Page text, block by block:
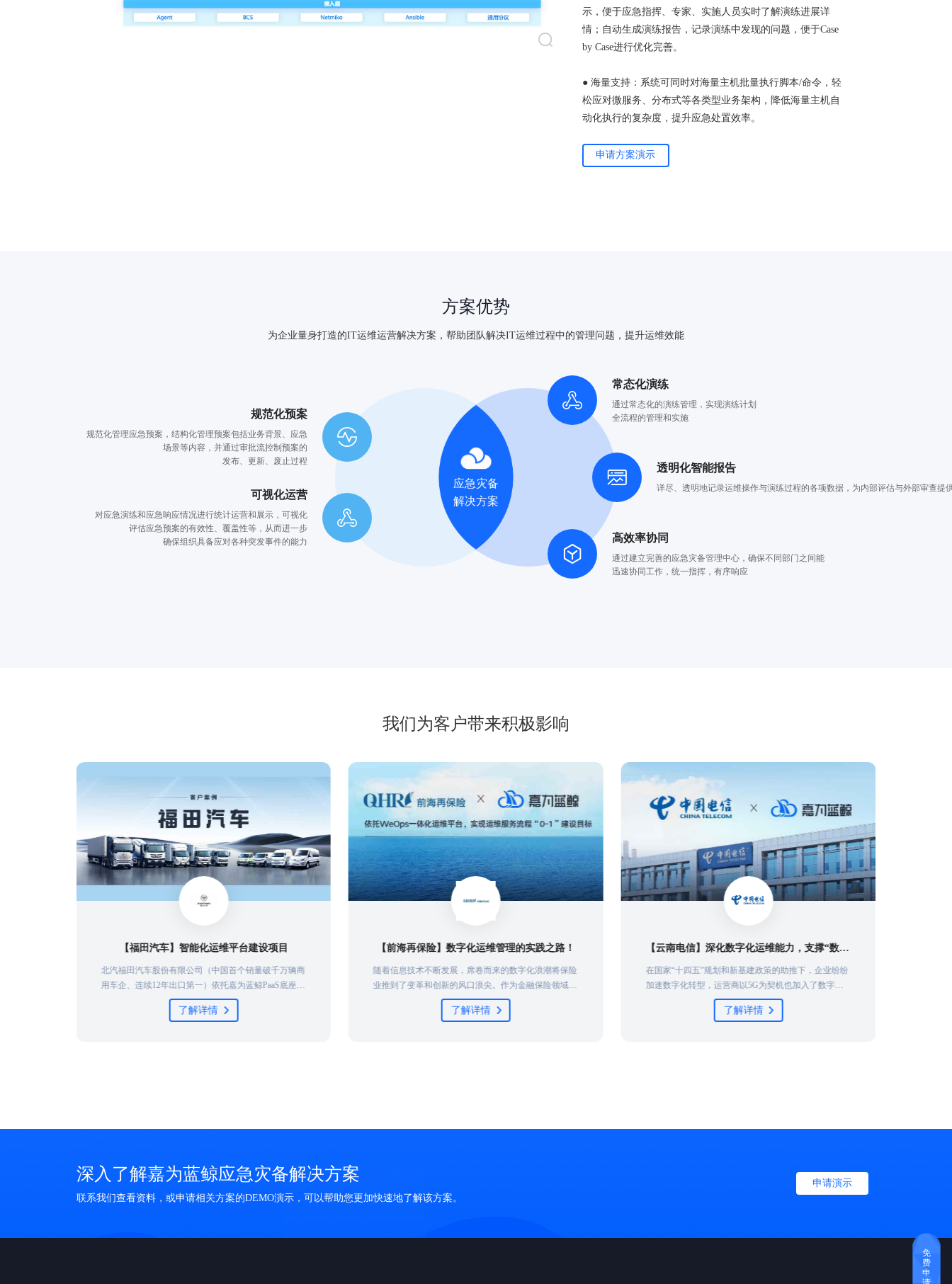
示，便于应急指挥、专家、实施人员实时了解演练进展详
情；自动生成演练报告，记录演练中发现的问题，便于Case
by Case进行优化完善。
● 海量支持：系统可同时对海量主机批量执行脚本/命令，轻
松应对微服务、分布式等各类型业务架构，降低海量主机自
动化执行的复杂度，提升应急处置效率。
申请方案演示
方案优势
为企业量身打造的IT运维运营解决方案，帮助团队解决IT运维过程中的管理问题，提升运维效能
规范化预案
规范化管理应急预案，结构化管理预案包括业务背景、应急
场景等内容，并通过审批流控制预案的
发布、更新、废止过程
可视化运营
对应急演练和应急响应情况进行统计运营和展示，可视化
评估应急预案的有效性、覆盖性等，从而进一步
确保组织具备应对各种突发事件的能力
应急灾备
解决方案
常态化演练
通过常态化的演练管理，实现演练计划
全流程的管理和实施
透明化智能报告
详尽、透明地记录运维操作与演练过程的各项数据，为内部评估与外部审查
高效率协同
通过建立完善的应急灾备管理中心，确保不同部门之间能
迅速协同工作，统一指挥，有序响应
我们为客户带来积极影响
【前海再保险】数字化运维管理的实践之路！
随着信息技术不断发展，席卷而来的数字化浪潮将保险
业推到了变革和创新的风口浪尖。作为金融保险领域的
重要组成部分，前海再保险在发挥“减震器”功效、推动
巨灾保险体系建设的同时，全面推进 “战略规划与组织
了解详情
在国家“十四五”规划和新基建政策的助推下，企业纷纷
加速数字化转型，运营商以5G为契机也加入了数字化
转型的浪潮。运营商对运维的质量和稳定性有着极高的
要求，在复杂ICT环境下，如何借助大数据、智能化等
了解详情
为积极践行国家省委、省政府规划，同时实现信息化管
理水平的跨越式发展，苏州市信息中心决定全面推动单
位工作质量、效率与动力的变革，在信息化体系上建立
统一运维运营管理体系，护航业务快速及稳定发展，实
了解详情
深入了解嘉为蓝鲸应急灾备解决方案
联系我们查看资料，或申请相关方案的DEMO演示，可以帮助您更加快速地了解该方案。
申请演示
免
费
申